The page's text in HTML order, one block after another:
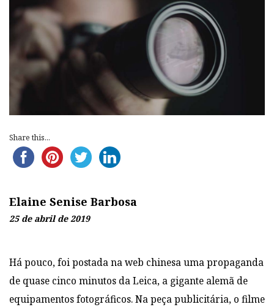
Share this...
Elaine Senise Barbosa
25 de abril de 2019
Há pouco, foi postada na web chinesa uma propaganda
de quase cinco minutos da Leica, a gigante alemã de
equipamentos fotográficos. Na peça publicitária, o filme